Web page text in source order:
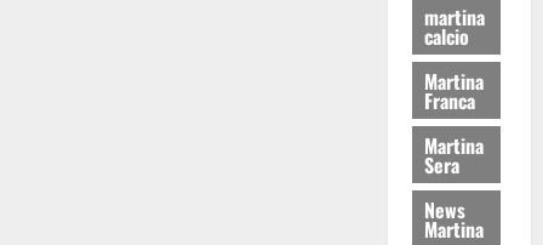
martina
calcio
Martina
Franca
Martina
Sera
News
Martina